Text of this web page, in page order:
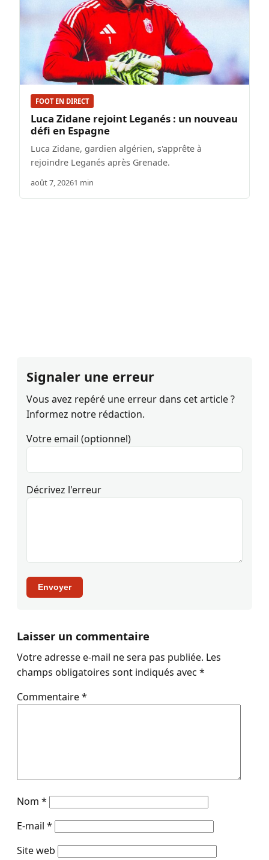
FOOT EN DIRECT
Luca Zidane rejoint Leganés : un nouveau
défi en Espagne
Luca Zidane, gardien algérien, s'apprête à
rejoindre Leganés après Grenade.
août 7, 20261 min
Signaler une erreur
Vous avez repéré une erreur dans cet article ?
Informez notre rédaction.
Votre email (optionnel)
Décrivez l'erreur
Envoyer
Laisser un commentaire
Votre adresse e-mail ne sera pas publiée. Les
champs obligatoires sont indiqués avec *
Commentaire*
Nom *
E-mail *
Site web